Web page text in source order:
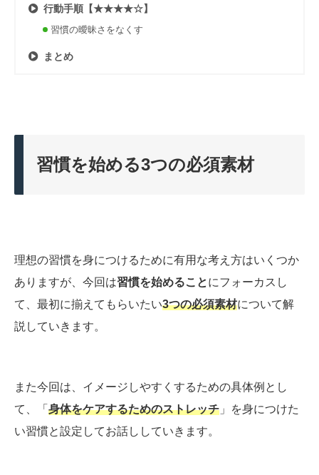
行動手順【★★★★☆】
習慣の曖昧さをなくす
まとめ
習慣を始める3つの必須素材
理想の習慣を身につけるために有用な考え方はいくつか
ありますが、今回は習慣を始めることにフォーカスし
て、最初に揃えてもらいたい3つの必須素材について解
説していきます。
また今回は、イメージしやすくするための具体例とし
て、「 身体をケアするためのストレッチ 」を身につけた
い習慣と設定してお話ししていきます。